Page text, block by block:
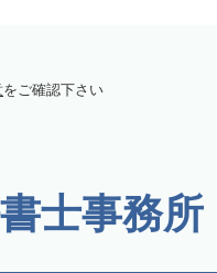
をご確認下さい
士事務所